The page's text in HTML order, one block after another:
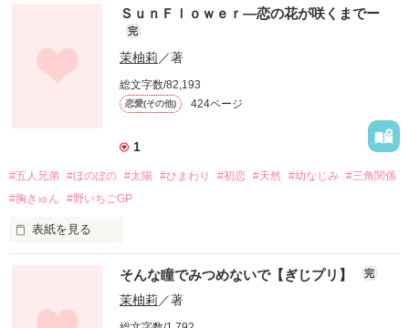
『俺のせいにして良いから。だから、１人で泣くな。』
そのギャップはズルすぎます……。
【壁ドン企画参加作品】
作品を読む
「お帰りなさい」
日常の何気ない挨拶を毎日交わすようになって数ヶ月。
結婚して、入籍と同時に一緒に住み始めた私達。
ＳｕｎＦｌｏｗｅｒ―恋の花が咲くまでー
完
茉柚莉／著
総文字数/82,193
恋愛(その他) 424ページ
1
#五人兄弟 #ほのぼの #太陽 #ひまわり #初恋 #天然 #幼なじみ #三角関係
#胸きゅん
#野いちごGP
表紙を見る
『なんか…このひまわり太陽君みたいだね？』
そんな瞳でみつめないで【ぎじプリ】 完
茉柚莉／著